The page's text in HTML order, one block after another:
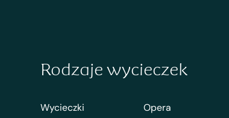
Rodzaje wycieczek
Wycieczki Opera